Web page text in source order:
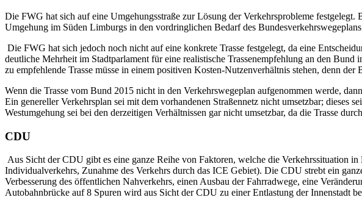
Die FWG hat sich auf eine Umgehungsstraße zur Lösung der Verkehrsprobleme
Umgehung im Süden Limburgs in den vordringlichen Bedarf des
Die FWG hat sich jedoch noch nicht auf eine konkrete Trasse festgelegt, da eine
deutliche Mehrheit im Stadtparlament für eine realistische Trassenempfehlung an den
zu empfehlende Trasse müsse in einem positiven Kosten-Nutzenverhältnis stehen, denn
Wenn die Trasse vom Bund 2015 nicht in den Verkehrswegeplan aufgenommen werde,
Ein genereller Verkehrsplan sei mit dem vorhandenen Straßennetz nicht umsetzbar; dieses
Westumgehung sei bei den derzeitigen Verhältnissen gar nicht umsetzbar, da die Trasse
CDU
Aus Sicht der CDU gibt es eine ganze Reihe von Faktoren, welche die Verkehrssituation
Individualverkehrs, Zunahme des Verkehrs durch das ICE Gebiet). Die CDU strebt ein
Verbesserung des öffentlichen Nahverkehrs, einen Ausbau der Fahrradwege, eine
Autobahnbrücke auf 8 Spuren wird aus Sicht der CDU zu einer Entlastung der Innenstadt